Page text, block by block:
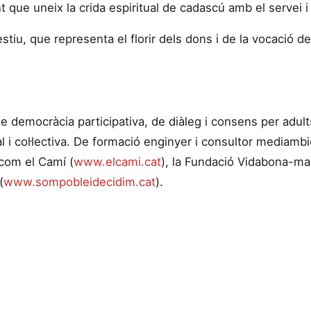
uneix la crida espiritual de cadascú amb el servei
que representa el florir dels dons i de la vocació
democràcia participativa, de diàleg i consens per
col·lectiva. De formació enginyer i consultor
el Camí (www.elcami.cat), la Fundació Vidabona-
www.sompobleidecidim.cat).